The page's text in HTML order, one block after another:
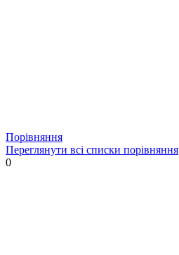
Порівняння
Переглянути всі списки порівняння
0